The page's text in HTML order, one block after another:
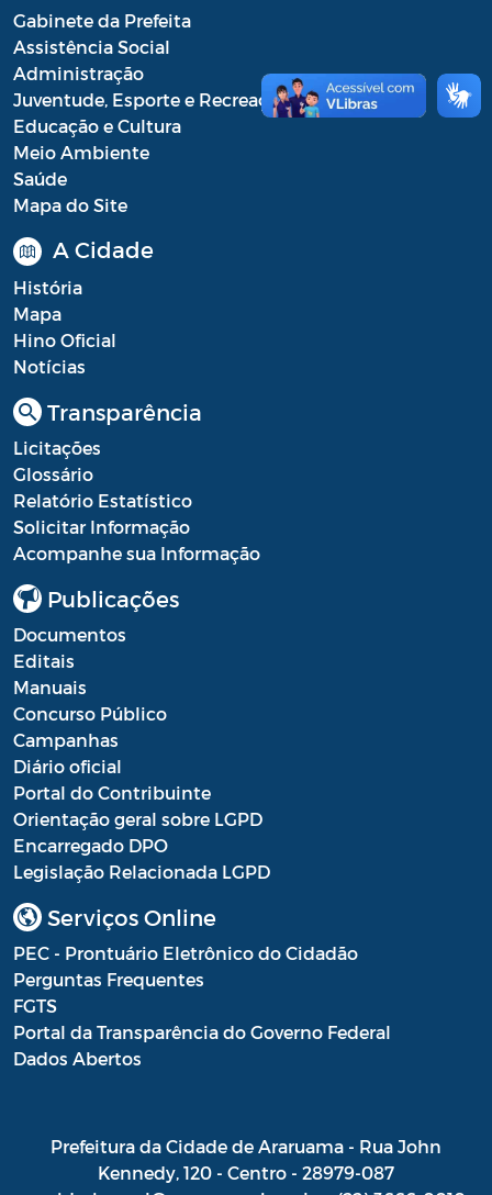
Gabinete da Prefeita
Assistência Social
Administração
Juventude, Esporte e Recreação
Educação e Cultura
Meio Ambiente
Saúde
Mapa do Site
A Cidade
História
Mapa
Hino Oficial
Notícias
Transparência
Licitações
Glossário
Relatório Estatístico
Solicitar Informação
Acompanhe sua Informação
Publicações
Documentos
Editais
Manuais
Concurso Público
Campanhas
Diário oficial
Portal do Contribuinte
Orientação geral sobre LGPD
Encarregado DPO
Legislação Relacionada LGPD
Serviços Online
PEC - Prontuário Eletrônico do Cidadão
Perguntas Frequentes
FGTS
Portal da Transparência do Governo Federal
Dados Abertos
Prefeitura da Cidade de Araruama - Rua John
Kennedy, 120 - Centro - 28979-087